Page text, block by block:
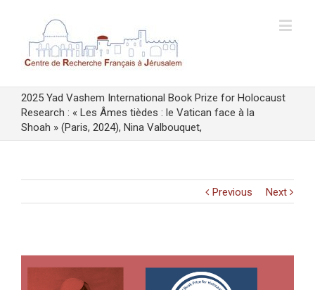
2025 Yad Vashem International Book Prize for Holocaust
Research : « Les Âmes tièdes : le Vatican face à la
Shoah » (Paris, 2024), Nina Valbouquet,
Previous Next
View
Larger